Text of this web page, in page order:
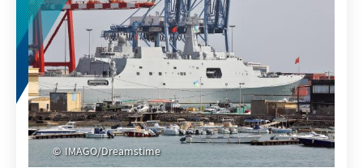
IMAGO/Dreamstime